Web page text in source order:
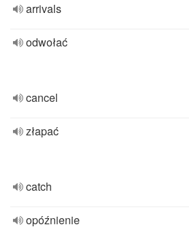
arrivals
odwołać
cancel
złapać
catch
opóźnienie